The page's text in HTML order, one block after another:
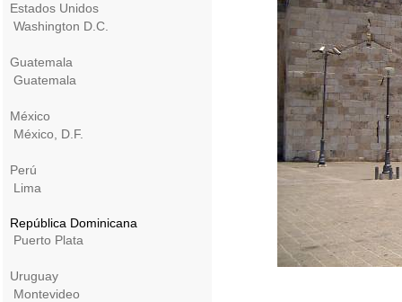
Estados Unidos
Washington D.C.
Guatemala
Guatemala
México
México, D.F.
Perú
Lima
República Dominicana
Puerto Plata
Uruguay
Montevideo